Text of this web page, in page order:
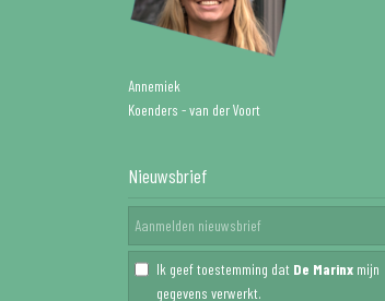
Annemiek
Koenders - van der Voort
Nieuwsbrief
Ik geef toestemming dat De Marinx mijn
gegevens verwerkt.